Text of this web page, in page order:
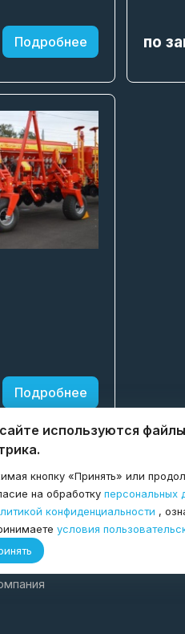
Подробнее по
Подробнее
используются
кнопку «Принять» или
на обработку персональных
конфиденциальности ,
условия